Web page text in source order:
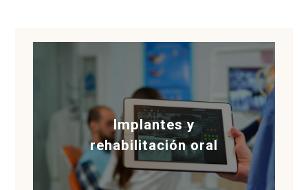
Implantes y
rehabilitación oral